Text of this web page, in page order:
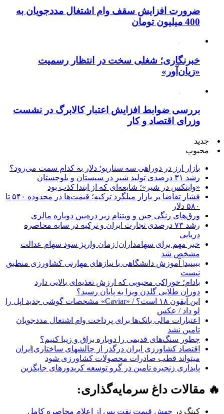
ضرورت افزایش سقف وام اشتغال مددجویان به
400 میلیون تومان
خبرنگاری؛ شغلی سخت در انتظار رسمیت
«زیان‌آور»
بررسی ضوابط افزایش اعتبار کالابرگ در نشست
وزرای اقتصاد و کار
جدید
محبوب
بازار ارز در دوراهی سه سناریو؛ دلار به کدام سمت می‌رود؟
رشد ۳۱ درصدی تولید شیر در سیستان و بلوچستان
«وایتکس در شیر»؛ شایعه‌ای که از ابتدا کذب بود
فشار تقاضا بر بازار میلگرد ترکیه؛ قیمت‌ها در محدوده ۵۴۰ تا
۵۸۰ دلار
ورق‌های رنگی چین و ویتنام زیر ذره‌بین دوباره مالزی
رشد ۷۳ درصدی تجارت ایران و ترکیه در سایه محاصره
دریایی
خبر مهم برای سهامداران| زمان واریز سود سهام عدالت
مشخص شد
ببینید| آموزش دانشگاهی با نیازهای مهارتی کشاورزی منطبق
نیست
بادام؛ خوراکی محبوبی که ارزش تغذیه‌ای بالایی دارد
دوران طلایی گلدن ویزا به پایان رسید؟
این آیفون ۱۸ است؟ / «Caviar» مشخصات گوشی جدید اپل را
لو داد / عکس
اعتبارات مالی بانک‌ها برای پرداخت وام اشتغال مددجویان
تامین نشد
چطور سنگ‌های قدیمی را دوباره براق و زیبا کنیم؟
اقتصاد کشاورزی ایران درگذر از چالشهای ساختاری|ایران
میتواند قطب صادرات محصولات کشاورزی شود
پایداری زنجیره تامین در گرو توسعه کریدورهای جایگزین
🔥 مقالات داغ سرمایه‌گذاری:
کینگ در جهش قیمت نفت پس از اعلام محاصره کامل